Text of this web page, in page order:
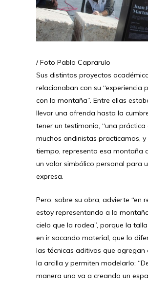
/ Foto Pablo Caprarulo
Sus distintos proyectos
relacionaban con su “experiencia
con la montaña”. Entre ellas
llevar una ofrenda hasta la
tener un testimonio, “una práctica
muchos andinistas practicamos,
tiempo, representa esa montaña
un valor simbólico personal para
expresa.
Pero, sobre su obra, advierte “en
estoy representando a la
cielo que la rodea”, porque la
en ir sacando material, que lo
las técnicas aditivas que agregan
la arcilla y permiten modelarlo:
manera uno va a creando un